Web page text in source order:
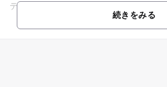
テ
続きをみる